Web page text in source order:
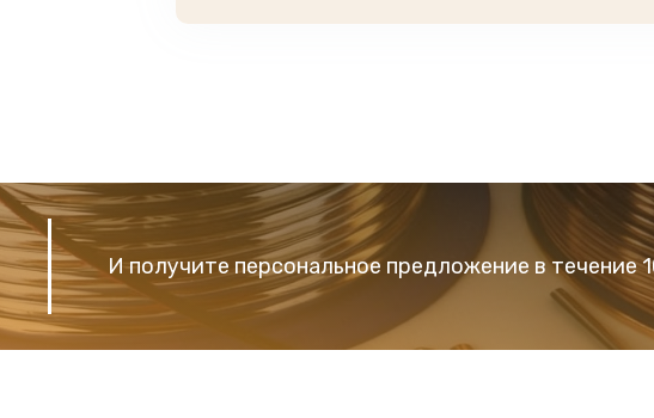
И получите персональное предложение в течение